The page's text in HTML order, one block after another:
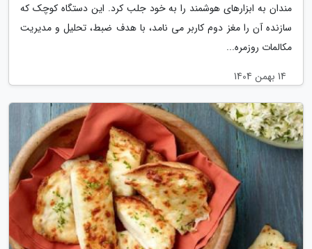
مندان به ابزارهای هوشمند را به خود جلب کرد. این دستگاه کوچک که
سازنده آن را مغز دوم کاربر می نامد، با هدف ضبط، تحلیل و مدیریت
مکالمات روزمره...
14 بهمن 1404